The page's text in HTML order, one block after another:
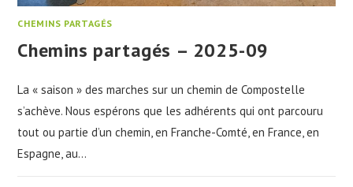
CHEMINS PARTAGÉS
Chemins partagés – 2025-09
La « saison » des marches sur un chemin de Compostelle
s’achève. Nous espérons que les adhérents qui ont parcouru
tout ou partie d’un chemin, en Franche-Comté, en France, en
Espagne, au…